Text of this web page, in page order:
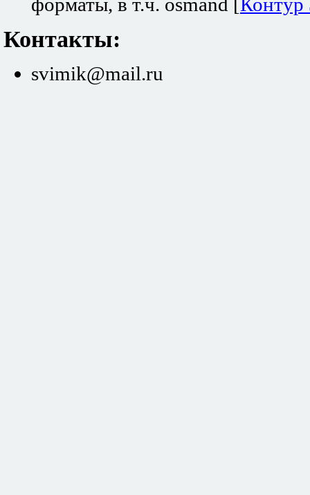
форматы, в т.ч. osmand [ Контур
Контакты:
svimik@mail.ru